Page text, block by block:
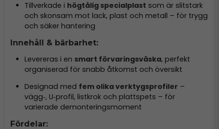
Tillverkade i högtålig specialplast som är slitstark
och skonsam mot lack, plast och metall – för trygg
och säker hantering
Innehåll & bärbarhet:
Levereras i en smart förvaringsväska, perfekt
organiserad för snabb åtkomst och översikt
Designad med fem olika verktygsprofiler –
vägg‑, U‑profil, listkrok och plattspets – för
varierade demonteringsmoment
Fördelar: